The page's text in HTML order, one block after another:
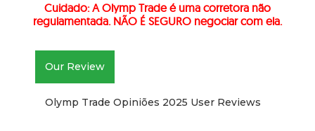
Cuidado: A Olymp Trade é uma corretora não
regulamentada. NÃO É SEGURO negociar com ela.
Our Review
Olymp Trade Opiniões 2025 User Reviews